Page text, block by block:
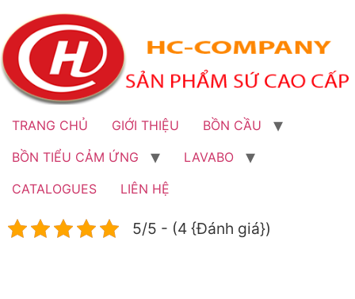
qua
đến
nội
dung
TRANG CHỦ GIỚI THIỆU
BỒN CẦU
BỒN TIỂU CẢM ỨNG
LAVABO
CATALOGUES
LIÊN HỆ
5/5 - (4 {Đánh giá})